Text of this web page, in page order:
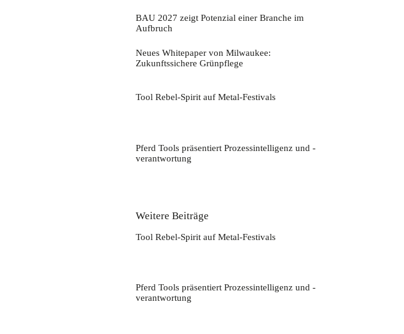
BAU 2027 zeigt Potenzial einer Branche im
Aufbruch​
Neues Whitepaper von Milwaukee:
Zukunftssichere Grünpflege
Tool Rebel-Spirit auf Metal-Festivals
Pferd Tools präsentiert Prozessintelligenz und -
verantwortung
Weitere Beiträge
Tool Rebel-Spirit auf Metal-Festivals
Pferd Tools präsentiert Prozessintelligenz und -
verantwortung